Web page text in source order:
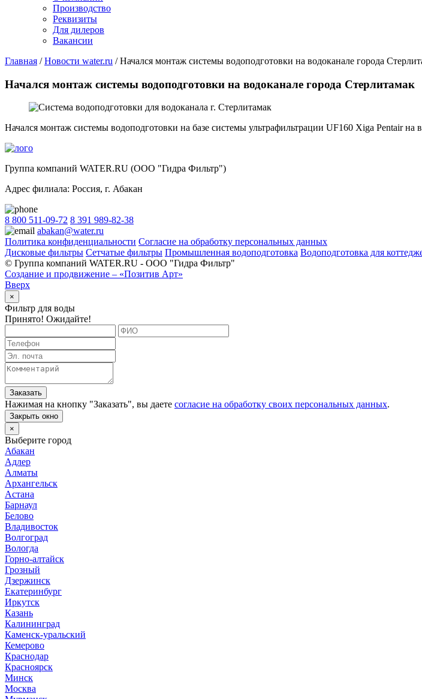
Производство
Реквизиты
Для дилеров
Вакансии
Главная /Новости water.ru /Начался монтаж системы водоподготовки на водоканале города
Начался монтаж системы водоподготовки на водоканале города Стерлитамак
Начался монтаж системы водоподготовки на базе системы ультрафильтрации UF160 Xiga Pentair
Группа компаний WATER.RU (ООО "Гидра Фильтр")
Адрес филиала: Россия, г. Абакан
8 800 511-09-72 8 391 989-82-38
abakan@water.ru
Политика конфиденциальности Согласие на обработку персональных данных
Дисковые фильтры Сетчатые фильтры Промышленная водоподготовка Водоподготовка для
© Группа компаний WATER.RU - ООО "Гидра Фильтр"
Создание и продвижение – «Позитив Арт»
Вверх
×
Фильтр для воды
Принято! Ожидайте!
Заказать
Нажимая на кнопку "Заказать", вы даете согласие на обработку своих персональных данных.
Закрыть окно
×
Выберите город
Абакан
Адлер
Алматы
Архангельск
Астана
Барнаул
Белово
Владивосток
Волгоград
Вологда
Горно-алтайск
Грозный
Дзержинск
Екатеринбург
Иркутск
Казань
Калининград
Каменск-уральский
Кемерово
Краснодар
Красноярск
Минск
Москва